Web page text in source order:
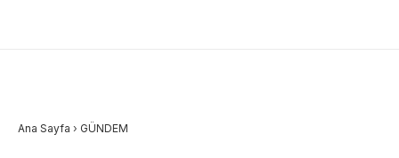
Ana Sayfa › GÜNDEM